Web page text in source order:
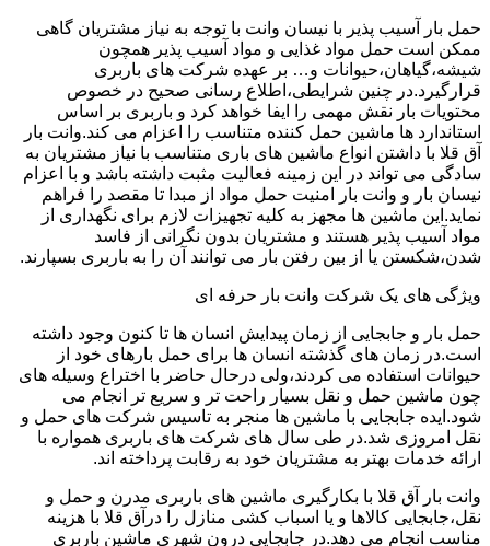
حمل بار آسیب پذیر با نیسان وانت با توجه به نیاز مشتریان گاهی
ممکن است حمل مواد غذایی و مواد آسیب پذیر همچون
شیشه،گیاهان،حیوانات و… بر عهده شرکت های باربری
قرارگیرد.در چنین شرایطی،اطلاع رسانی صحیح در خصوص
محتویات بار نقش مهمی را ایفا خواهد کرد و باربری بر اساس
استاندارد ها ماشین حمل کننده متناسب را اعزام می کند.وانت بار
آق قلا با داشتن انواع ماشین های باری متناسب با نیاز مشتریان به
سادگی می تواند در این زمینه فعالیت مثبت داشته باشد و با اعزام
نیسان بار و وانت بار امنیت حمل مواد از مبدا تا مقصد را فراهم
نماید.این ماشین ها مجهز به کلیه تجهیزات لازم برای نگهداری از
مواد آسیب پذیر هستند و مشتریان بدون نگرانی از فاسد
شدن،شکستن یا از بین رفتن بار می توانند آن را به باربری بسپارند.
ویژگی های یک شرکت وانت بار حرفه ای
حمل بار و جابجایی از زمان پیدایش انسان ها تا کنون وجود داشته
است.در زمان های گذشته انسان ها برای حمل بارهای خود از
حیوانات استفاده می کردند،ولی درحال حاضر با اختراع وسیله های
چون ماشین حمل و نقل بسیار راحت تر و سریع تر انجام می
شود.ایده جابجایی با ماشین ها منجر به تاسیس شرکت های حمل و
نقل امروزی شد.در طی سال های شرکت های باربری همواره با
ارائه خدمات بهتر به مشتریان خود به رقابت پرداخته اند.
وانت بار آق قلا با بکارگیری ماشین های باربری مدرن و حمل و
نقل،جابجایی کالاها و یا اسباب کشی منازل را درآق قلا با هزینه
مناسب انجام می دهد.در جابجایی درون شهری ماشین باربری